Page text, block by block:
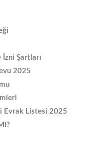
İzni Şartları
2025
Evrak Listesi 2025